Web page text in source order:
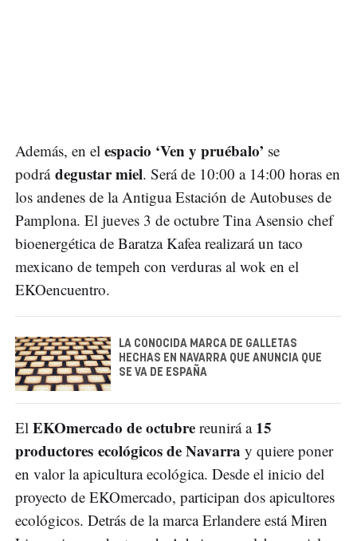
Además, en el espacio ‘Ven y pruébalo’ se
podrá degustar miel. Será de 10:00 a 14:00 horas en
los andenes de la Antigua Estación de Autobuses de
Pamplona. El jueves 3 de octubre Tina Asensio chef
bioenergética de Baratza Kafea realizará un taco
mexicano de tempeh con verduras al wok en el
EKOencuentro.
LA CONOCIDA MARCA DE GALLETAS
HECHAS EN NAVARRA QUE ANUNCIA QUE
SE VA DE ESPAÑA
El EKOmercado de octubre reunirá a15
productores ecológicos de Navarra y quiere poner
en valor la apicultura ecológica. Desde el inicio del
proyecto de EKOmercado, participan dos apicultores
ecológicos. Detrás de la marca Erlandere está Miren